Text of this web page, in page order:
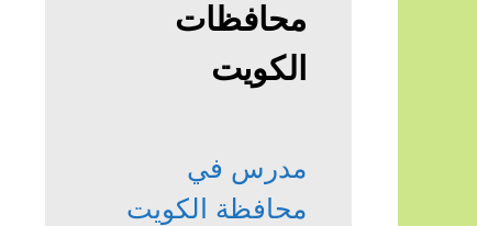
محافظات
الكويت
مدرس في
محافظة الكويت